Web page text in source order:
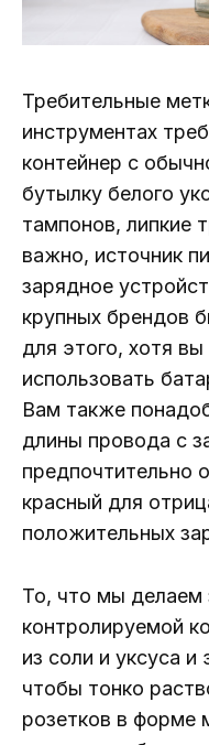
Требительные
инструментах
контейнер с
бутылку белого
тампонов, липкие
важно, источник
зарядное
крупных брендов
для этого, хотя
использовать
Вам также
длины провода с
предпочтительно
красный для
положительных
То, что мы делаем
контролируемой
из соли и уксуса и
чтобы тонко
розетков в форме